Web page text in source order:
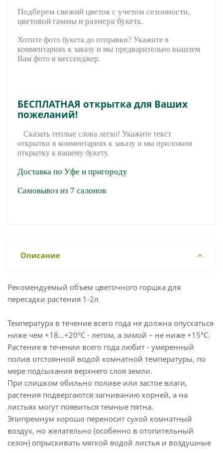
Подберем свежий цветок с учетом сезонности,
цветовой гаммы и размера букета.
Хотите фото букета до отправки? Укажите в
комментариях к заказу и мы предварительно вышлем
Вам фото в мессенджер.
БЕСПЛАТНАЯ открытка для Ваших
пожеланий!
Сказать теплые слова легко! Укажите текст
открытки в комментариях к заказу и мы приложим
открытку к вашему букету.
Доставка по Уфе и пригороду
Самовывоз из 7 салонов
Описание
Рекомендуемый объем цветочного горшка для
пересадки растения 1-2л
Температура в течение всего года не должна опускаться
ниже чем +18...+20°C - летом, а зимой – не ниже +15°C.
Растение в течении всего года любит - умеренный
полив отстоянной водой комнатной температуры, по
мере подсыхания верхнего слоя земли.
При слишком обильно поливе или застое влаги,
растения подвергаются загниванию корней, а на
листьях могут появиться темные пятна.
Эпипремнум хорошо переносит сухой комнатный
воздух, но желательно (особенно в отопительный
сезон) опрыскивать мягкой водой листья и воздушные